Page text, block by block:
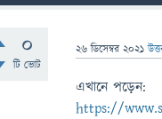
0
টি ভোট
26 ডিসেম্বর 2021
এখানে পড়েন:
https://